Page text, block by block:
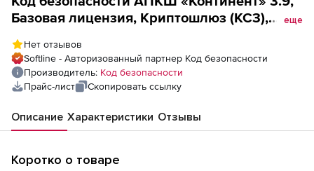
Базовая лицензия, Криптошлюз (КС3),
еще
Нет отзывов
Softline - Авторизованный партнер Код безопасности
Производитель: Код безопасности
Прайс-лист
Скопировать ссылку
Описание Характеристики Отзывы
Коротко о товаре